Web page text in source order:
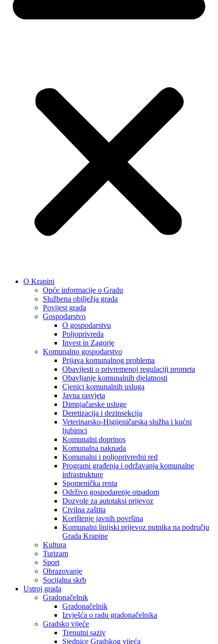
O Krapini
Opće informacije o Gradu
Službena obilježja grada
Povijest grada
Gospodarstvo
O gospodarstvu
Poljoprivreda
Invest in Zagorje
Komunalno gospodarstvo
Prijava komunalnog problema
Obavijesti o privremenoj regulaciji prometa
Obavljanje komunalnih djelatnosti
Cjenici komunalnih usluga
Javna rasvjeta
Dimnjačarske usluge
Deretizacija i dezinsekcija
Veterinarsko-Higijeničarska služba i kućni
ljubimci
Komunalni doprinos
Komunalna naknada
Komunalni i poljoprivredni red
Programi građenja i održavanja komunalne
infrastrukture
Spomenička renta
Održivo gospodarenje otpadom
Dozvole za autotaksi prijevoz
Civilna zaštita
Korištenje javnih površina
Komunalni linijski prijevoz putnika na području
Grada Krapine
Kultura
Turizam
Sport
Obrazovanje
Socijalna skrb
Ustroj grada
Gradonačelnik
Gradonačelnik
Izvješća o radu gradonačelnika
Gradsko vijeće
Trenutni saziv
Sjednice Gradskog vijeća